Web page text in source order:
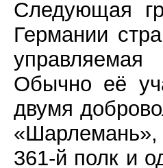
Следующая
Германии
Обычно её
двумя
«Шарлемань»,
361-й полк и